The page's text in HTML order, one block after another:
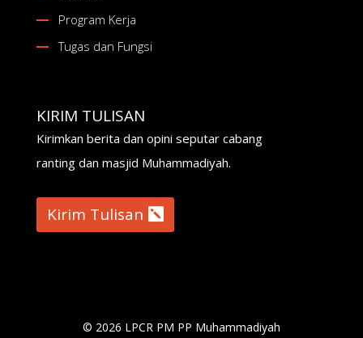
Program Kerja
Tugas dan Fungsi
KIRIM TULISAN
Kirimkan berita dan opini seputar cabang
ranting dan masjid Muhammadiyah.
Kirim Tulisan
© 2026 LPCR PM PP Muhammadiyah